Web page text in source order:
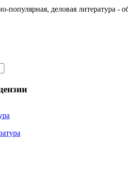
популярная, деловая литература -